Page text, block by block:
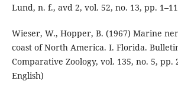
Lund, n. f., avd 2, vol. 52, no. 13, pp.
Wieser, W., Hopper, B. (1967) Marine
coast of North America. I. Florida.
Comparative Zoology, vol. 135, no. 5, pp.
English)